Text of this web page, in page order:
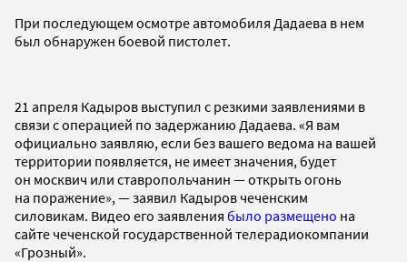
При последующем осмотре автомобиля Дадаева в нем
был обнаружен боевой пистолет.
21 апреля Кадыров выступил с резкими заявлениями в
связи с операцией по задержанию Дадаева. «Я вам
официально заявляю, если без вашего ведома на вашей
территории появляется, не имеет значения, будет
он москвич или ставропольчанин — открыть огонь
на поражение», — заявил Кадыров чеченским
силовикам. Видео его заявления было размещено на
сайте чеченской государственной телерадиокомпании
«Грозный».